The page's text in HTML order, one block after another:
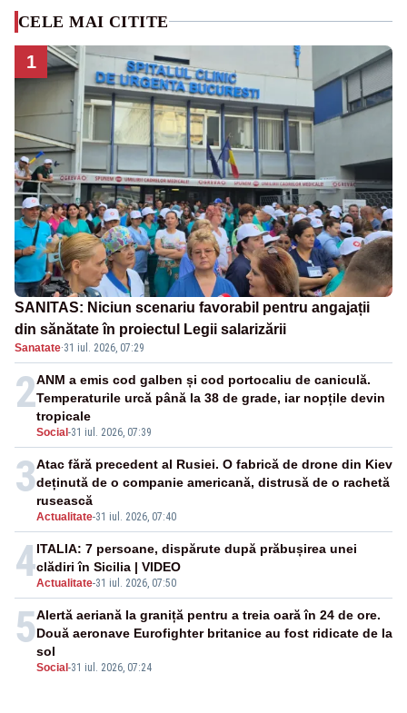
CELE MAI CITITE
1
SANITAS: Niciun scenariu favorabil pentru angajații
din sănătate în proiectul Legii salarizării
Sanatate·31 iul. 2026, 07:29
2
Social -31 iul. 2026, 07:39
ANM a emis cod galben și cod portocaliu de caniculă.
Temperaturile urcă până la 38 de grade, iar nopțile devin
tropicale
3
Actualitate-31 iul. 2026, 07:40
Atac fără precedent al Rusiei. O fabrică de drone din Kiev
deținută de o companie americană, distrusă de o rachetă
rusească
4Actualitate-31 iul. 2026, 07:50
ITALIA: 7 persoane, dispărute după prăbușirea unei
clădiri în Sicilia | VIDEO
5
Social -31 iul. 2026, 07:24
Alertă aeriană la graniță pentru a treia oară în 24 de ore.
Două aeronave Eurofighter britanice au fost ridicate de la
sol